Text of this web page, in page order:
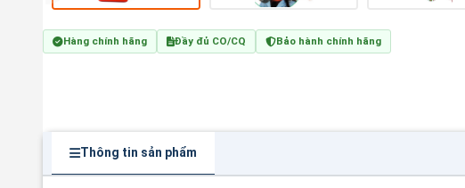
Hàng chính hãng Đầy đủ CO/CQ Bảo hành chính hãng
Thông tin sản phẩm